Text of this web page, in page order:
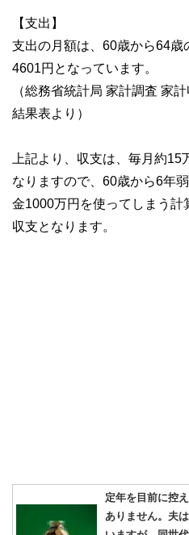
【支出】
支出の月額は、60歳から64歳
4601円となっています。
（総務省統計局 家計調査 家
結果表より）
上記より、収支は、毎月約
なりますので、60歳から6年
金1000万円を使ってしまう計
収支となります。
定年を目前に控
ありません。夫